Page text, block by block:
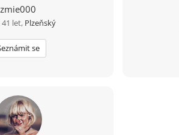
zmie000
41 let, Plzeňský
se